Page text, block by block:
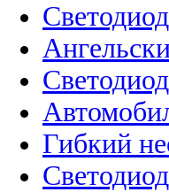
Гибкий